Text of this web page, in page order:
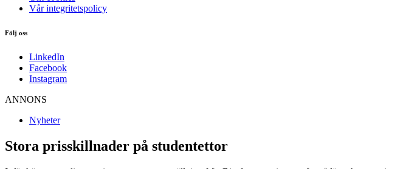
Vår integritetspolicy
Följ oss
LinkedIn
Facebook
Instagram
ANNONS
Nyheter
Stora prisskillnader på studentettor